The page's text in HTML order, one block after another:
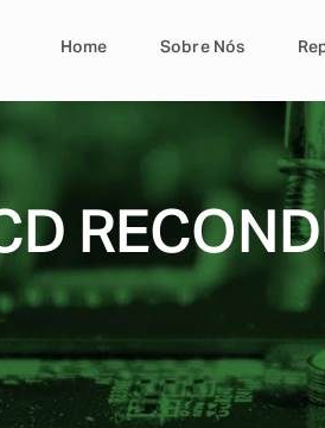
Home Sobre Nós